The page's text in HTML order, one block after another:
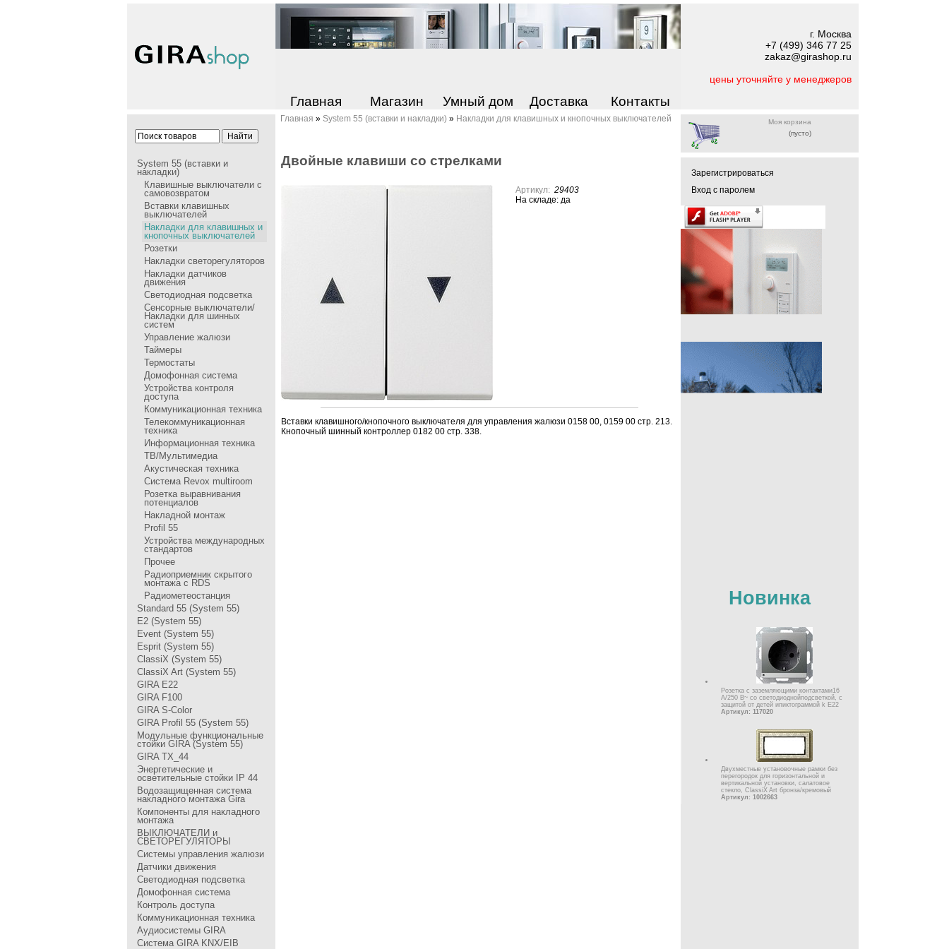
Главная Магазин Умный дом Доставка Контакты
г. Москва
+7 (499) 346 77 25
zakaz@girashop.ru
цены уточняйте у менеджеров
System 55 (вставки и
накладки)
Клавишные выключатели с
самовозвратом
Вставки клавишных
выключателей
Накладки для клавишных и
кнопочных выключателей
Розетки
Накладки cветорегуляторов
Накладки датчиков
движения
Светодиодная подсветка
Сенсорные выключатели/
Накладки для шинных
систем
Управление жалюзи
Таймеры
Термостаты
Домофонная система
Устройства контроля
доступа
Коммуникационная техника
Телекоммуникационная
техника
Информационная техника
ТВ/Мультимедиа
Акустическая техника
Система Revox multiroom
Розетка выравнивания
потенциалов
Накладной монтаж
Profil 55
Устройства международных
стандартов
Прочее
Радиоприемник скрытого
монтажа с RDS
Радиометеостанция
Standard 55 (System 55)
E2 (System 55)
Event (System 55)
Esprit (System 55)
ClassiX (System 55)
ClassiX Art (System 55)
GIRA Е22
GIRA F100
GIRA S-Color
GIRA Profil 55 (System 55)
Модульные функциональные
стойки GIRA (System 55)
GIRA TX_44
Энергетические и
осветительные стойки IP 44
Водозащищенная система
накладного монтажа Gira
Компоненты для накладного
монтажа
ВЫКЛЮЧАТЕЛИ и
СВЕТОРЕГУЛЯТОРЫ
Системы управления жалюзи
Датчики движения
Светодиодная подсветка
Домофонная система
Контроль доступа
Коммуникационная техника
Аудиосистемы GIRA
Система GIRA KNX/EIB
Главная » System 55 (вставки и накладки) » Накладки для клавишных и кнопочных выключателей
Двойные клавиши со стpелками
Артикул: 29403
На складе: да
Вставки клавишного/кнопочного выключателя для упpавления жалюзи 0158 00, 0159 00 стp. 213.
Кнопочный шинный контpоллеp 0182 00 стp. 338.
Моя корзина
(пусто)
Зарегистрироваться
Вход с паролем
Новинка
Pозетка с заземляющими контактами16
А/250 В~ со светодиоднойподсветкой, с
защитой от детей ипиктогpаммой k Е22
Артикул: 117020
Двухместные установочные рамки без
перегородок для горизонтальной и
вертикальной установки, салатовое
стекло, ClassiX Art бронза/кремовый
Артикул: 1002663